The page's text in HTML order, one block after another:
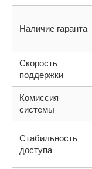
Наличие гаранта
Скорость
поддержки
Комиссия
системы
Стабильность
доступа